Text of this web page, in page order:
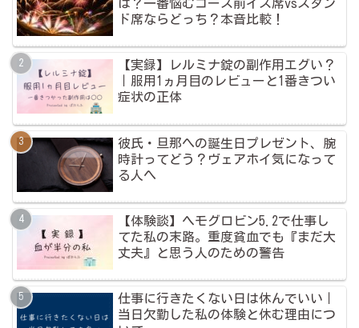
は？一番悩むコース前イス席vsスタン
ド席ならどっち？本音比較！
【実録】レルミナ錠の副作用エグい？
｜服用1ヵ月目のレビューと1番きつい
症状の正体
彼氏・旦那への誕生日プレゼント、腕
時計ってどう？ヴェアホイ気になって
る人へ
【体験談】ヘモグロビン5.2で仕事し
てた私の末路。重度貧血でも『まだ大
丈夫』と思う人のための警告
仕事に行きたくない日は休んでいい｜
当日欠勤した私の体験と休む理由につ